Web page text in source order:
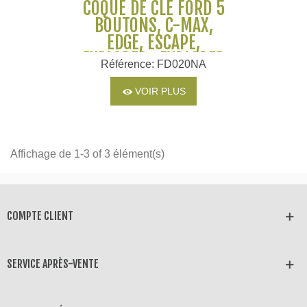
COQUE DE CLÉ FORD 5
BOUTONS, C-MAX,
EDGE, ESCAPE,
EXPLORER , EXPLORER
PLATINIUM, FLEX,
FOCUS, FOCUS BEV,
TAURUS
Référence: FD020NA
VOIR PLUS
Affichage de 1-3 of 3 élément(s)
COMPTE CLIENT
SERVICE APRÈS-VENTE